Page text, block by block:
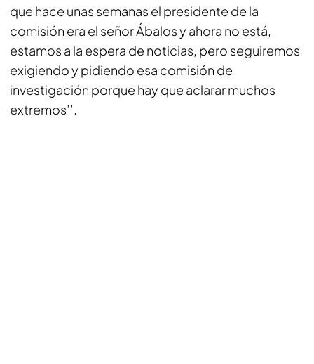
que hace unas semanas el presidente de la
comisión era el señor Ábalos y ahora no está,
estamos a la espera de noticias, pero seguiremos
exigiendo y pidiendo esa comisión de
investigación porque hay que aclarar muchos
extremos’’.